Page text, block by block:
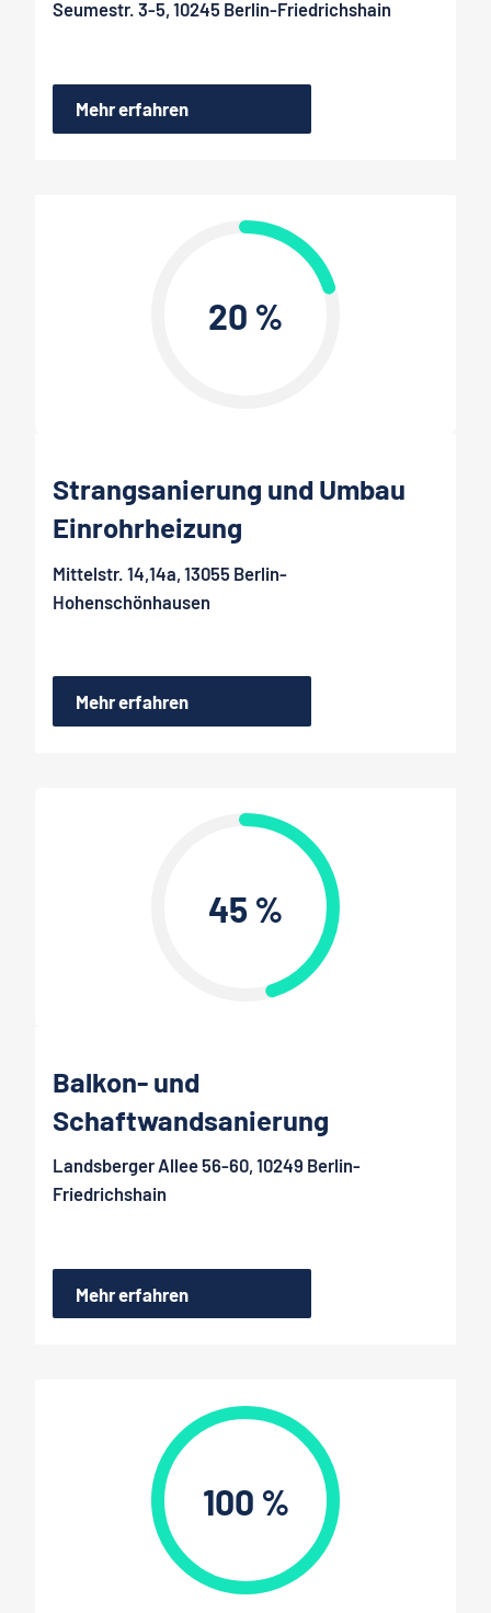
Seumestr. 3-5, 10245 Berlin-Friedrichshain
Mehr erfahren
Strangsanierung und Umbau
Einrohrheizung
Mittelstr. 14,14a, 13055 Berlin-
Hohenschönhausen
Mehr erfahren
20 %
45 %
Balkon- und
Schaftwandsanierung
Landsberger Allee 56-60, 10249 Berlin-
Friedrichshain
Mehr erfahren
100 %